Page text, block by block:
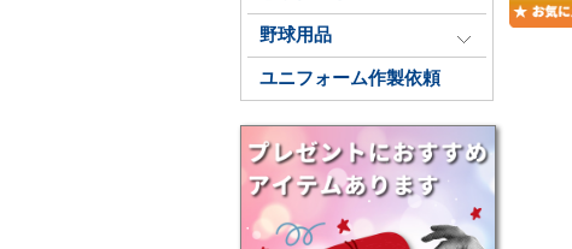
野球用品
ユニフォーム作製依頼